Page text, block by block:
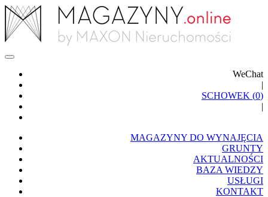
WeChat
|
SCHOWEK (0)
|
MAGAZYNY DO WYNAJĘCIA
GRUNTY
AKTUALNOŚCI
BAZA WIEDZY
USŁUGI
KONTAKT